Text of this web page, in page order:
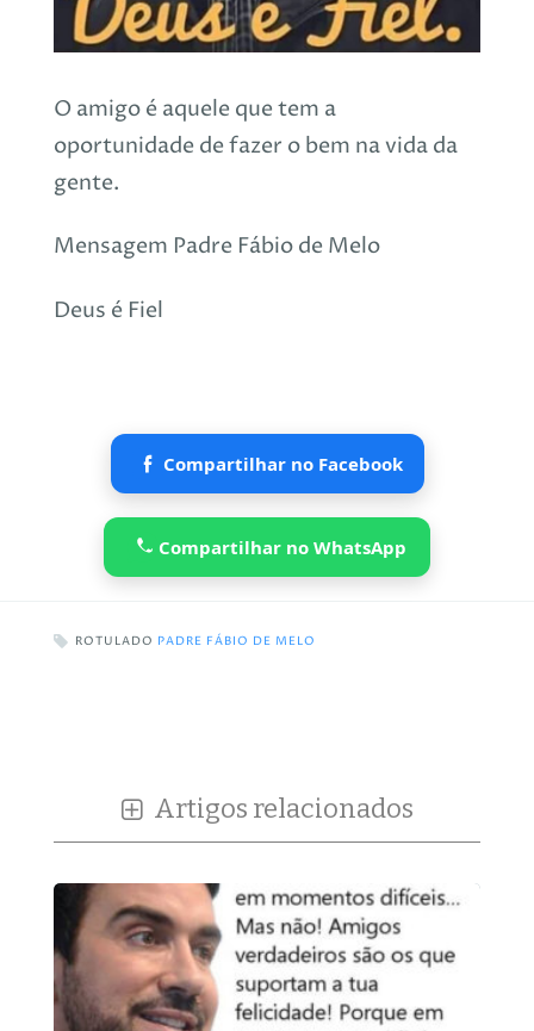
O amigo é aquele que tem a
oportunidade de fazer o bem na vida da
gente.
Mensagem Padre Fábio de Melo
Deus é Fiel
Compartilhar no Facebook
Compartilhar no WhatsApp
ROTULADO PADRE FÁBIO DE MELO
Artigos relacionados